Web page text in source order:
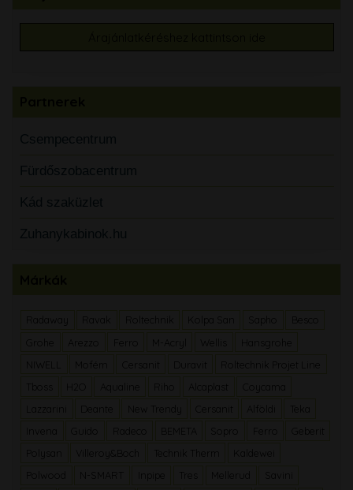
Csempecentrum
Fürdőszobacentrum
Kád szaküzlet
Zuhanykabinok.hu
Roltechnik Kolpa San
Besco
Grohe
Arezzo Ferro M-Acryl Wellis
Hansgrohe
Mofém Cersanit Duravit
Roltechnik Projet Line
Tboss
H2O Aqualine Alcaplast
Deante New Trendy Cersanit Alföldi
Teka
Invena
Radeco BEMETA Ferro
Geberit
Villeroy&Boch Technik Therm
Kaldewei
N-SMART Inpipe Tres Mellerud